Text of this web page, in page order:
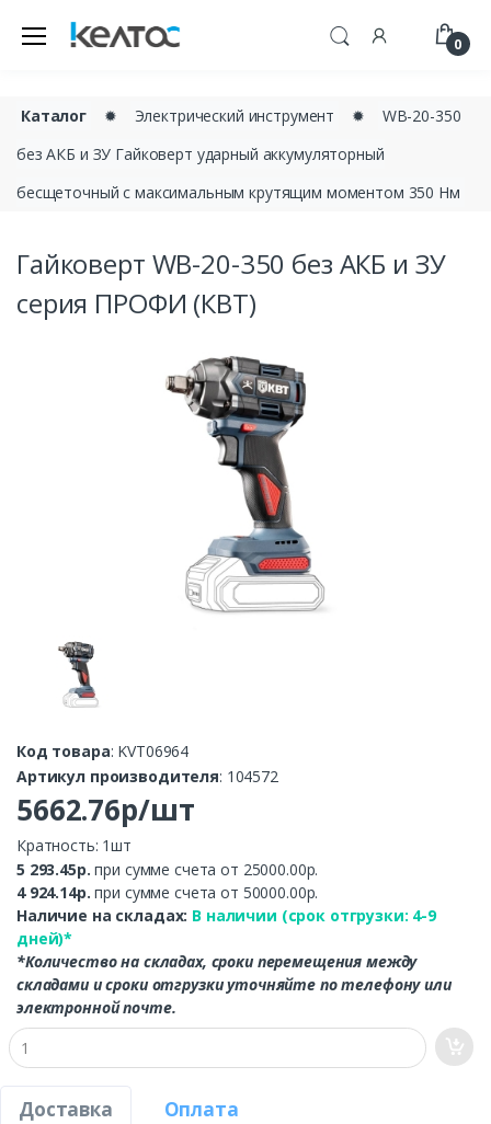
0
Каталог ✹ Электрический инструмент ✹
WB-20-350
без АКБ и ЗУ Гайковерт ударный аккумуляторный
бесщеточный с максимальным крутящим моментом 350 Нм
Гайковерт WB-20-350 без АКБ и ЗУ
серия ПРОФИ (КВТ)
Код товара: KVT06964
Артикул производителя: 104572
5662.76р/шт
Кратность: 1шт
5 293.45р.при сумме счета от 25000.00р.
4 924.14р.при сумме счета от 50000.00р.
Наличие на складах: В наличии (срок отгрузки: 4-9
дней)*
*Количество на складах, сроки перемещения между
складами и сроки отгрузки уточняйте по телефону или
электронной почте.
Доставка Оплата